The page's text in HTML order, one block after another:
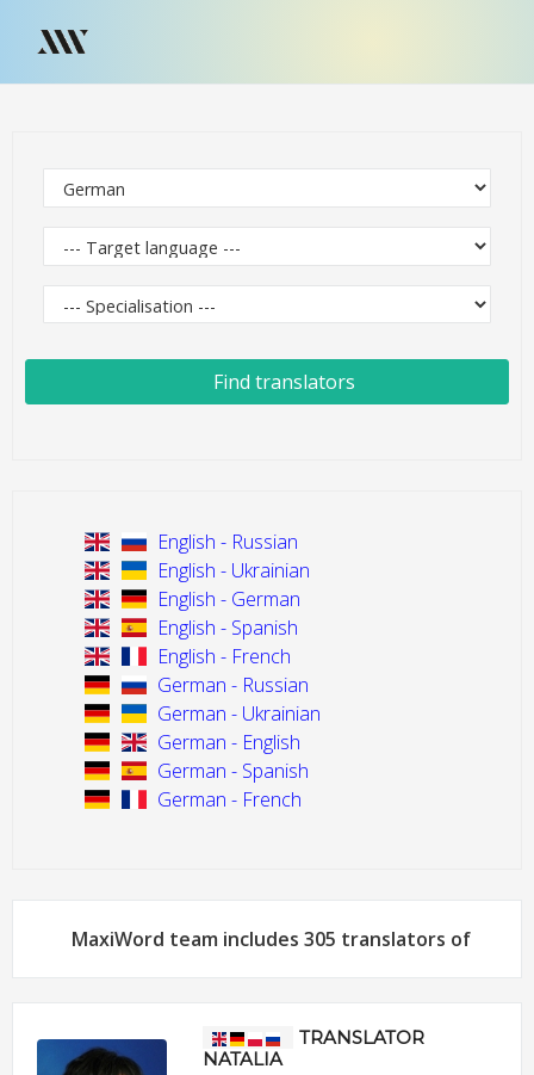
Find translators
English - Russian
English - Ukrainian
English - German
English - Spanish
English - French
German - Russian
German - Ukrainian
German - English
German - Spanish
German - French
MaxiWord team includes 305 translators of
TRANSLATOR
NATALIA